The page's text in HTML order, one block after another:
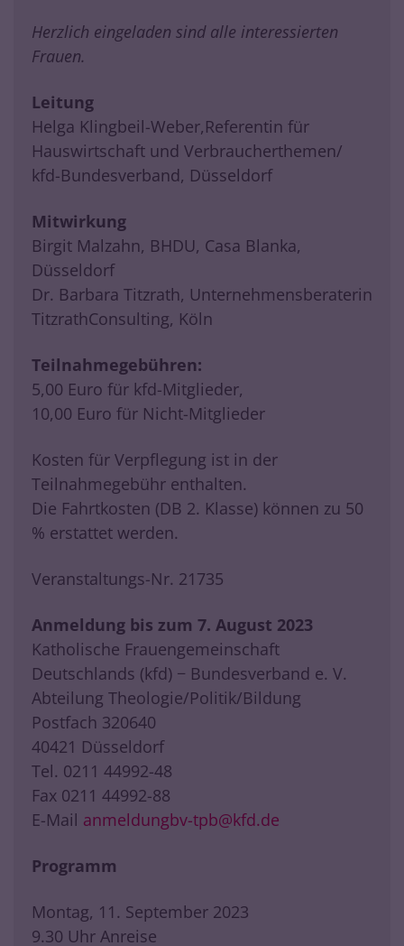
Herzlich eingeladen sind alle interessierten
Frauen.
Leitung
Helga Klingbeil-Weber,Referentin für
Hauswirtschaft und Verbraucherthemen/
kfd-Bundesverband, Düsseldorf
Mitwirkung
Birgit Malzahn, BHDU, Casa Blanka,
Düsseldorf
Dr. Barbara Titzrath, Unternehmensberaterin
TitzrathConsulting, Köln
Teilnahmegebühren:
5,00 Euro für kfd-Mitglieder,
10,00 Euro für Nicht-Mitglieder
Kosten für Verpflegung ist in der
Teilnahmegebühr enthalten.
Die Fahrtkosten (DB 2. Klasse) können zu 50
% erstattet werden.
Veranstaltungs-Nr. 21735
Anmeldung bis zum 7. August 2023
Katholische Frauengemeinschaft
Deutschlands (kfd) − Bundesverband e. V.
Abteilung Theologie/Politik/Bildung
Postfach 320640
40421 Düsseldorf
Tel. 0211 44992-48
Fax 0211 44992-88
E-Mail anmeldungbv-tpb@kfd.de
Programm
Montag, 11. September 2023
9.30 Uhr Anreise